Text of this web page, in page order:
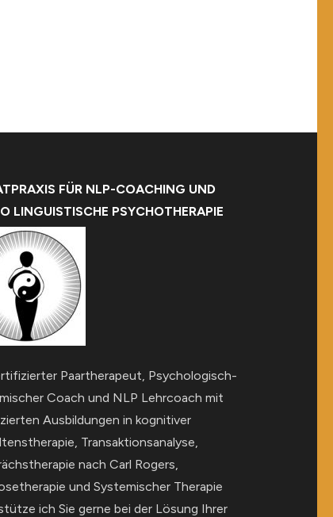
FÜR NLP-COACHING UND
LINGUISTISCHE PSYCHOTHERAPIE
Paartherapeut, Psychologisch-
Coach und NLP Lehrcoach mit
Ausbildungen in kognitiver
Transaktionsanalyse,
nach Carl Rogers,
und Systemischer Therapie
ich Sie gerne bei der Lösung Ihrer